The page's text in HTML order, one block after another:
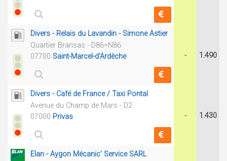
Divers - Relais du Lavandin - Simone Astier
Quartier Bransas - D86=N86
07700 Saint-Marcel-d'Ardèche - 1.490
Divers - Café de France / Taxi Pontal
Avenue du Champ de Mars - D2
07000 Privas - 1.430
Elan - Aygon Mécanic' Service SARL